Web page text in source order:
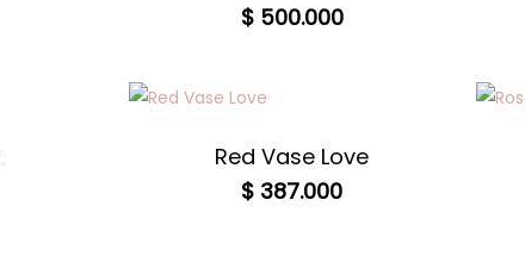
$500.000
Red Vase Love
$ 387.000